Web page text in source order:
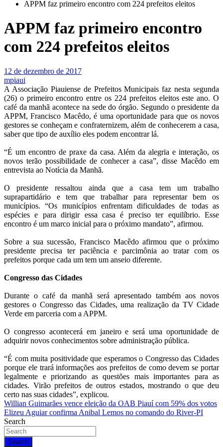
APPM faz primeiro encontro com 224 prefeitos eleitos
APPM faz primeiro encontro
com 224 prefeitos eleitos
12 de dezembro de 2017
mpiaui
A Associação Piauiense de Prefeitos Municipais faz nesta segunda
(26) o primeiro encontro entre os 224 prefeitos eleitos este ano. O
café da manhã acontece na sede do órgão. Segundo o presidente da
APPM, Francisco Macêdo, é uma oportunidade para que os novos
gestores se conheçam e confraternizem, além de conhecerem a casa,
saber que tipo de auxílio eles podem encontrar lá.
“É um encontro de praxe da casa. Além da alegria e interação, os
novos terão possibilidade de conhecer a casa”, disse Macêdo em
entrevista ao Notícia da Manhã.
O presidente ressaltou ainda que a casa tem um trabalho
suprapartidário e tem que trabalhar para representar bem os
municípios. “Os municípios enfrentam dificuldades de todas as
espécies e para dirigir essa casa é preciso ter equilíbrio. Esse
encontro é um marco inicial para o próximo mandato”, afirmou.
Sobre a sua sucessão, Francisco Macêdo afirmou que o próximo
presidente precisa ter paciência e parcimônia ao tratar com os
prefeitos porque cada um tem um anseio diferente.
Congresso das Cidades
Durante o café da manhã será apresentado também aos novos
gestores o Congresso das Cidades, uma realização da TV Cidade
Verde em parceria com a APPM.
O congresso acontecerá em janeiro e será uma oportunidade de
adquirir novos conhecimentos sobre administração pública.
“É com muita positividade que esperamos o Congresso das Cidades
porque ele trará informações aos prefeitos de como devem se portar
legalmente e priorizando as questões mais importantes para as
cidades. Virão prefeitos de outros estados, mostrando o que deu
certo nas suas cidades”, explicou.
Navegação
de
Post
Willian Guimarães vence eleição da OAB Piauí com 59% dos votos
Elizeu Aguiar confirma Anibal Lemos no comando do River-PI
Search
Search